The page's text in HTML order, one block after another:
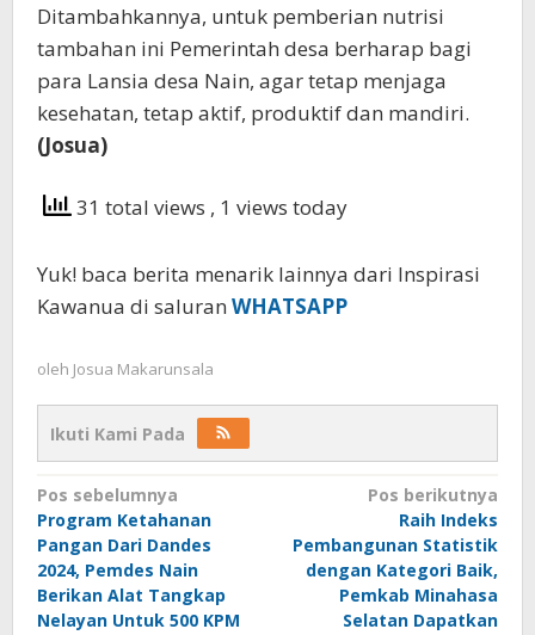
Ditambahkannya, untuk pemberian nutrisi
tambahan ini Pemerintah desa berharap bagi
para Lansia desa Nain, agar tetap menjaga
kesehatan, tetap aktif, produktif dan mandiri.
(Josua)
31 total views , 1 views today
Yuk! baca berita menarik lainnya dari Inspirasi
Kawanua di saluran WHATSAPP
oleh Josua Makarunsala
Ikuti Kami Pada
Navigasi
pos
Pos sebelumnya
Program Ketahanan
Pangan Dari Dandes
2024, Pemdes Nain
Berikan Alat Tangkap
Nelayan Untuk 500 KPM
Pos berikutnya
Raih Indeks
Pembangunan Statistik
dengan Kategori Baik,
Pemkab Minahasa
Selatan Dapatkan